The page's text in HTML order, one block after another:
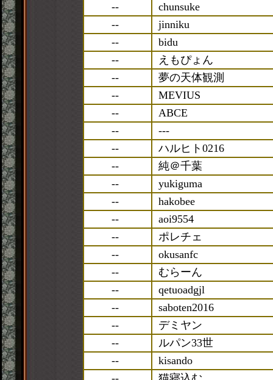
--
chunsuke
--
jinniku
--
bidu
--
えもぴょん
--
夢の天体観測
--
MEVIUS
--
ABCE
--
---
--
ハルヒト0216
--
純＠千葉
--
yukiguma
--
hakobee
--
aoi9554
--
ポレチェ
--
okusanfc
--
むらーん
--
qetuoadgjl
--
saboten2016
--
デミヤン
--
ルパン33世
--
kisando